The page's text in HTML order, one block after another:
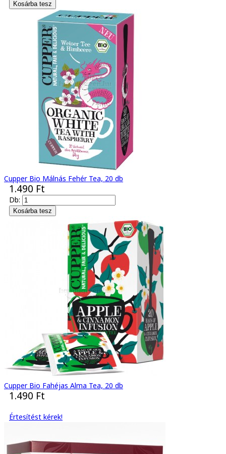
Cupper Bio Málnás Fehér Tea, 20 db
1.490 Ft
Db:
Cupper Bio Fahéjas Alma Tea, 20 db
1.490 Ft
Értesítést kérek!